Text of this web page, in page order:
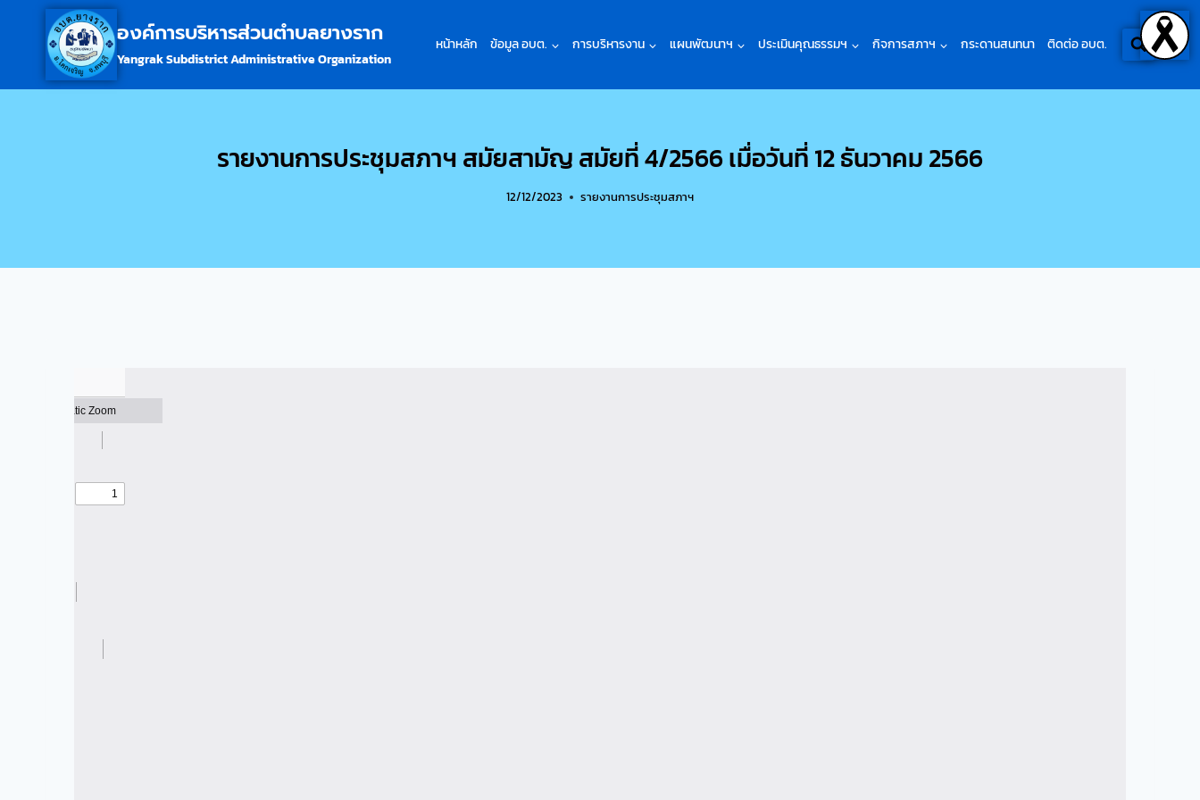
องค์การบริหารส่วนตำบลยางราก
Yangrak Subdistrict Administrative Organization
หน้าหลัก ข้อมูล อบต. การบริหารงาน แผนพัฒนาฯ ประเมินคุณธรรมฯ กิจการสภาฯ กระดานสนทนา ติดต่อ อบต.
รายงานการประชุมสภาฯ สมัยสามัญ สมัยที่ 4/2566 เมื่อวันที่ 12 ธันวาคม 2566
12/12/2023 รายงานการประชุมสภาฯ